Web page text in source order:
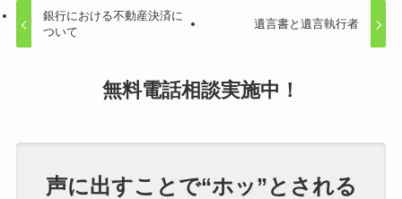
銀行における不動産決済に
ついて
遺言書と遺言執行者
無料電話相談実施中！
声に出すことで“ホッ”とされる